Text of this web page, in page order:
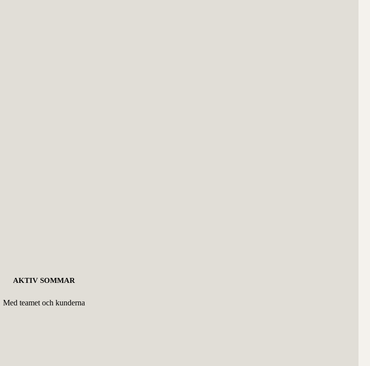
AKTIV SOMMAR
Med teamet och kunderna